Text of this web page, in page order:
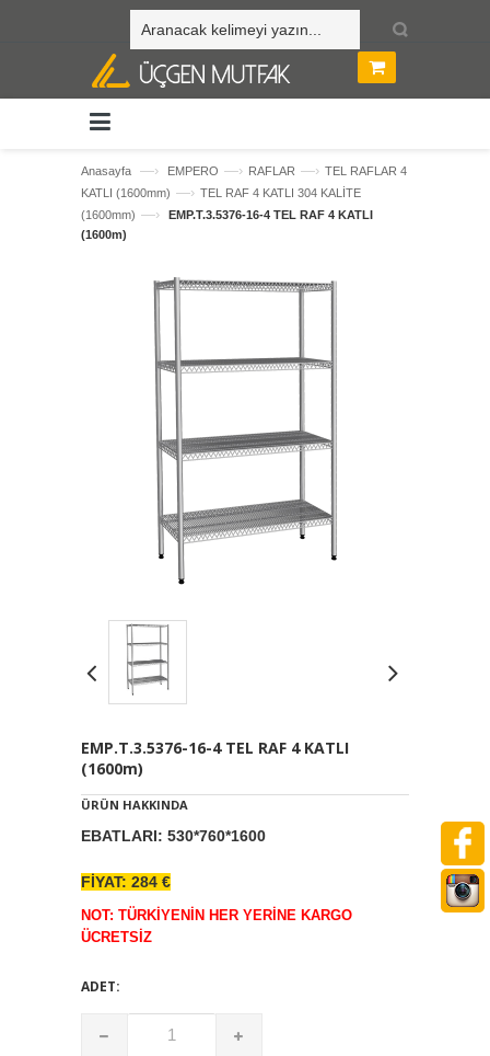
Anasayfa —› EMPERO —› RAFLAR —› TEL RAFLAR 4
KATLI (1600mm) —› TEL RAF 4 KATLI 304 KALİTE
(1600mm) —›
EMP.T.3.5376-16-4 TEL RAF 4 KATLI
(1600m)
EMP.T.3.5376-16-4 TEL RAF 4 KATLI
(1600m)
ÜRÜN HAKKINDA
EBATLARI: 530*760*1600
FİYAT: 284 €
NOT: TÜRKİYENİN HER YERİNE KARGO
ÜCRETSİZ
ADET: